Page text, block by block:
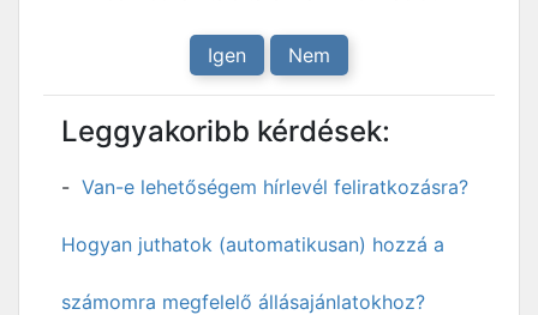
Igen Nem
Leggyakoribb kérdések:
Van-e lehetőségem hírlevél feliratkozásra?
Hogyan juthatok (automatikusan) hozzá a
számomra megfelelő állásajánlatokhoz?